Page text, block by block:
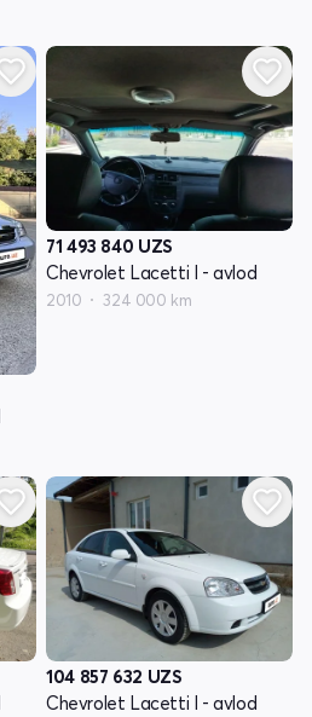
71 493 840 UZS
Chevrolet Lacetti I - avlod
2010 324 000 km
104 857 632 UZS
Chevrolet Lacetti I - avlod